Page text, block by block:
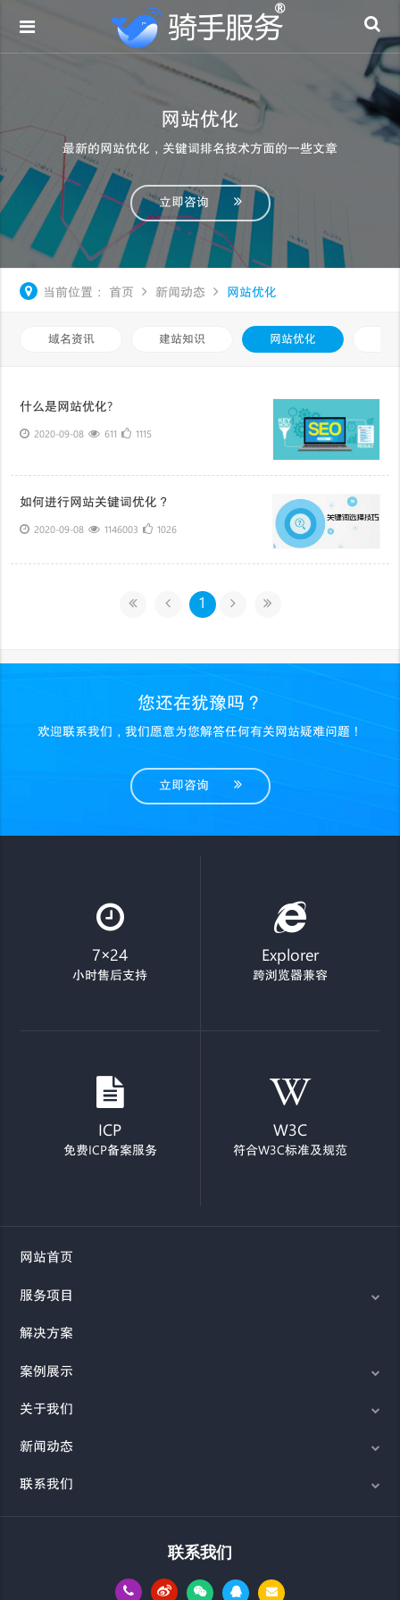
网站优化
最新的网站优化，关键词排名技术方面的一些文章
立即咨询
当前位置： 首页 新闻动态 网站优化
域名资讯 建站知识 网站优化
什么是网站优化?
2020-09-08 611 1115
如何进行网站关键词优化？
2020-09-08 1146003 1026
1
您还在犹豫吗？
欢迎联系我们，我们愿意为您解答任何有关网站疑难问题！
立即咨询
7×24
小时售后支持
Explorer
跨浏览器兼容
ICP
免费ICP备案服务
W3C
符合W3C标准及规范
网站首页
服务项目
解决方案
案例展示
关于我们
新闻动态
联系我们
联系我们